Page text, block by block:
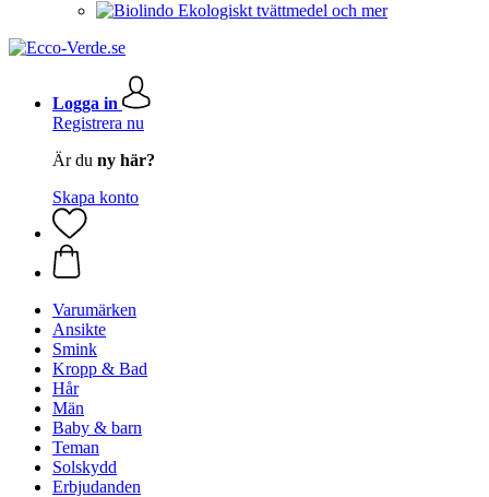
Ekologiskt tvättmedel och mer
Logga in
Registrera nu
Är du ny här?
Skapa konto
Varumärken
Ansikte
Smink
Kropp & Bad
Hår
Män
Baby & barn
Teman
Solskydd
Erbjudanden